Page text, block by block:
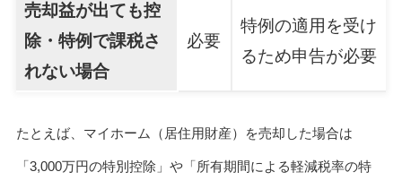
売却益が出ても控
除・特例で課税さ
れない場合
必要
特例の適用を受け
るため申告が必要
たとえば、マイホーム（居住用財産）を売却した場合は
「3,000万円の特別控除」や「所有期間による軽減税率の特